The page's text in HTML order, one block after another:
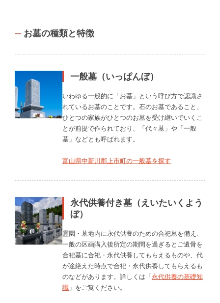
お墓の種類と特徴
一般墓（いっぱんぼ）
いわゆる一般的に「お墓」という呼び方で認識さ
れているお墓のことです。石のお墓であること、
ひとつの家族がひとつのお墓を受け継いでいくこ
とが前提で作られており、「代々墓」や「一般
墓」などとも呼ばれます。
富山県中新川郡上市町の一般墓を探す
永代供養付き墓（えいたいくよう
ぼ）
霊園・墓地内に永代供養のための合祀墓を備え、
一般の区画購入後所定の期間を過ぎるとご遺骨を
合祀墓に合祀・永代供養してもらえるものや、代
が途絶えた時点で合祀・永代供養してもらえるも
のなどがあります。詳しくは「永代供養の基礎知
識 」をご覧ください。